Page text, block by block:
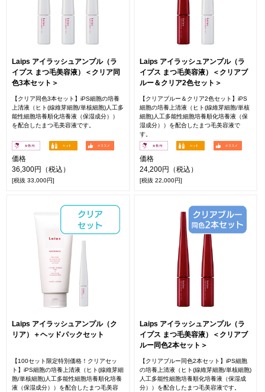
Laips アイラッシュアンプル（ラ
イプス まつ毛美容液）＜クリア同
色3本セット＞
【クリア同色3本セット】iPS細胞の培養
上清液（ヒト(線維芽細胞/単核細胞)人工多
能性細胞培養順化培養液（保湿成分））
を配合したまつ毛美容液です。
価格
36,300円（税込）
[税抜 33,000円]
Laips アイラッシュアンプル（ラ
イプス まつ毛美容液）＜クリアブ
ルー＆クリア2色セット＞
【クリアブルー＆クリア2色セット】iPS
細胞の培養上清液（ヒト(線維芽細胞/単核
細胞)人工多能性細胞培養順化培養液（保
湿成分））を配合したまつ毛美容液で
す。
価格
24,200円（税込）
[税抜 22,000円]
Laips アイラッシュアンプル（ク
リア）＋ヘッドパックセット
【100セット限定特別価格！クリアセッ
ト】iPS細胞の培養上清液（ヒト(線維芽細
胞/単核細胞)人工多能性細胞培養順化培養
液（保湿成分））を配合したまつ毛美容
Laips アイラッシュアンプル（ラ
イプス まつ毛美容液）＜クリアブ
ルー同色2本セット＞
【クリアブルー同色2本セット】iPS細胞
の培養上清液（ヒト(線維芽細胞/単核細胞)
人工多能性細胞培養順化培養液（保湿成
分））を配合したまつ毛美容液です。